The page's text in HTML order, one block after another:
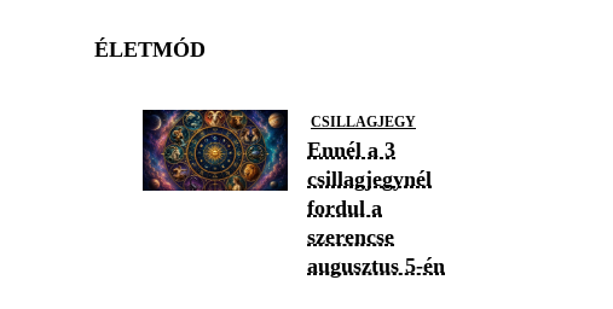
ÉLETMÓD
CSILLAGJEGY
Ennél a 3
csillagjegynél
fordul a
szerencse
augusztus 5-én